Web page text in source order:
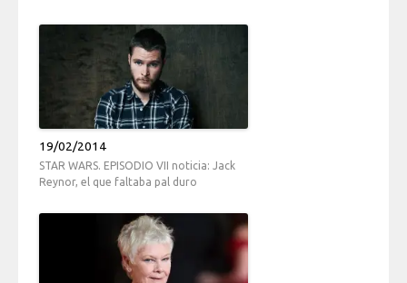
19/02/2014
STAR WARS. EPISODIO VII noticia: Jack
Reynor, el que faltaba pal duro